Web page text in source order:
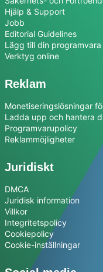
Hjälp & Support
Jobb
Editorial Guidelines
Lägg till din
Verktyg online
Reklam
Monetiseringslösningar
Ladda upp och hantera
Programvarupolicy
Reklammöjligheter
Juridiskt
DMCA
Juridisk information
Villkor
Integritetspolicy
Cookiepolicy
Cookie-inställningar